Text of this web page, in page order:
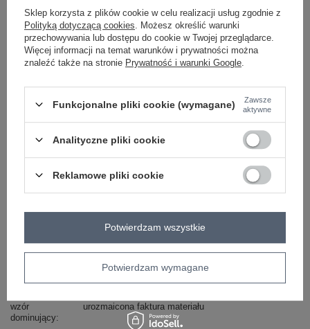
czarny
ZALOGUJ SIĘ I ZOBACZ CENĘ
Masz pytanie? Chętnie pomożemy.
Zadzwoń+48 601 547 740 Zadaj pytanie
skład materiału : 99% poliester, 1% elastan
typ produktu
spódnica dzianinowa
elegancki
wzór
dominujący
urozmaicona faktura materiału
Sklep korzysta z plików cookie w celu realizacji usług zgodnie z
Polityką dotyczącą cookies . Możesz określić warunki
przechowywania lub dostępu do cookie w Twojej przeglądarce.
Więcej informacji na temat warunków i prywatności można
znaleźć także na stronie Prywatność i warunki Google
Funkcjonalne pliki cookie (wymagane)
Zawsze
aktywne
Analityczne pliki cookie
Reklamowe pliki cookie
Potwierdzam wymagane
Potwierdzam wszystkie